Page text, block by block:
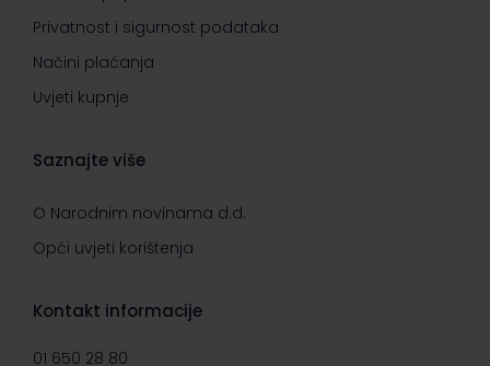
Privatnost i sigurnost podataka
Načini plaćanja
Uvjeti kupnje
Saznajte više
O Narodnim novinama d.d.
Opći uvjeti korištenja
Kontakt informacije
01 650 28 80